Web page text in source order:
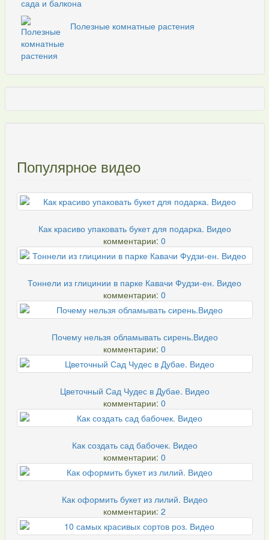
Полезные комнатные растения
Популярное видео
Как красиво упаковать букет для подарка. Видео
комментарии: 0
Тоннели из глицинии в парке Кавачи Фудзи-ен. Видео
комментарии: 0
Почему нельзя обламывать сирень.Видео
комментарии: 0
Цветочный Сад Чудес в Дубае. Видео
комментарии: 0
Как создать сад бабочек. Видео
комментарии: 0
Как оформить букет из лилий. Видео
комментарии: 2